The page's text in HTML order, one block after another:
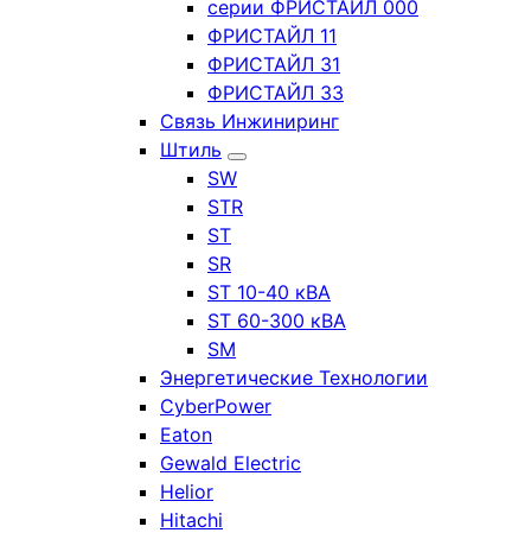
серии ФРИСТАЙЛ 000
ФРИСТАЙЛ 11
ФРИСТАЙЛ 31
ФРИСТАЙЛ 33
Связь Инжиниринг
Штиль
SW
STR
ST
SR
ST 10-40 кВА
ST 60-300 кВА
SM
Энергетические Технологии
CyberPower
Eaton
Gewald Electric
Helior
Hitachi